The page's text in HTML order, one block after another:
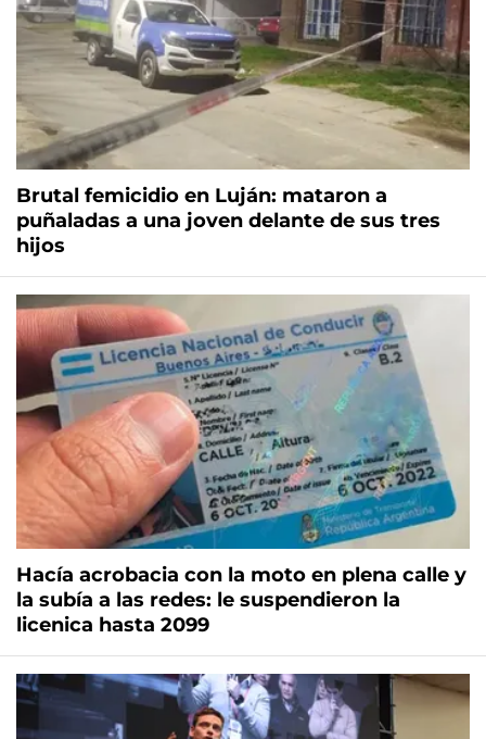
Brutal femicidio en Luján: mataron a
puñaladas a una joven delante de sus tres
hijos
Hacía acrobacia con la moto en plena calle y
la subía a las redes: le suspendieron la
licenica hasta 2099